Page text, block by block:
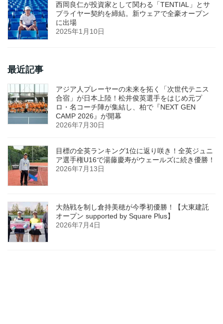
西岡良仁が投資家として関わる「TENTIAL」とサ
プライヤー契約を締結。新ウェアで全豪オープン
に出場
2025年1月10日
最近記事
アジア人プレーヤーの未来を拓く「次世代テニス
合宿」が日本上陸！松井俊英選手をはじめ元プ
ロ・名コーチ陣が集結し、柏で『NEXT GEN
CAMP 2026』が開幕
2026年7月30日
目標の全英ランキング1位に返り咲き！全英ジュニ
ア選手権U16で湯藤慶寿がウェールズに続き優勝！
2026年7月13日
大熱戦を制し倉持美穂が今季初優勝！【大東建託
オープン supported by Square Plus】
2026年7月4日